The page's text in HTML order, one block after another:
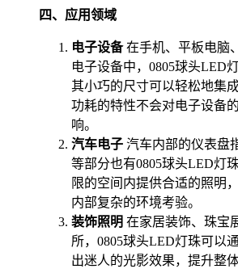
四、应用领域
电子设备在手机、平板电脑
电子设备中，0805球头LED
其小巧的尺寸可以轻松地集
功耗的特性不会对电子设备
响。
汽车电子 汽车内部的仪表盘
等部分也有0805球头LED灯
限的空间内提供合适的照明
内部复杂的环境考验。
装饰照明 在家居装饰、珠宝
所，0805球头LED灯珠可以
出迷人的光影效果，提升整